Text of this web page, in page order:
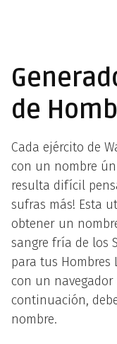
de
Cada ejército de
con un nombre
resulta difícil
sufras más! Esta
obtener un
sangre fría de los
para tus Hombres
con un navegador
continuación,
nombre.